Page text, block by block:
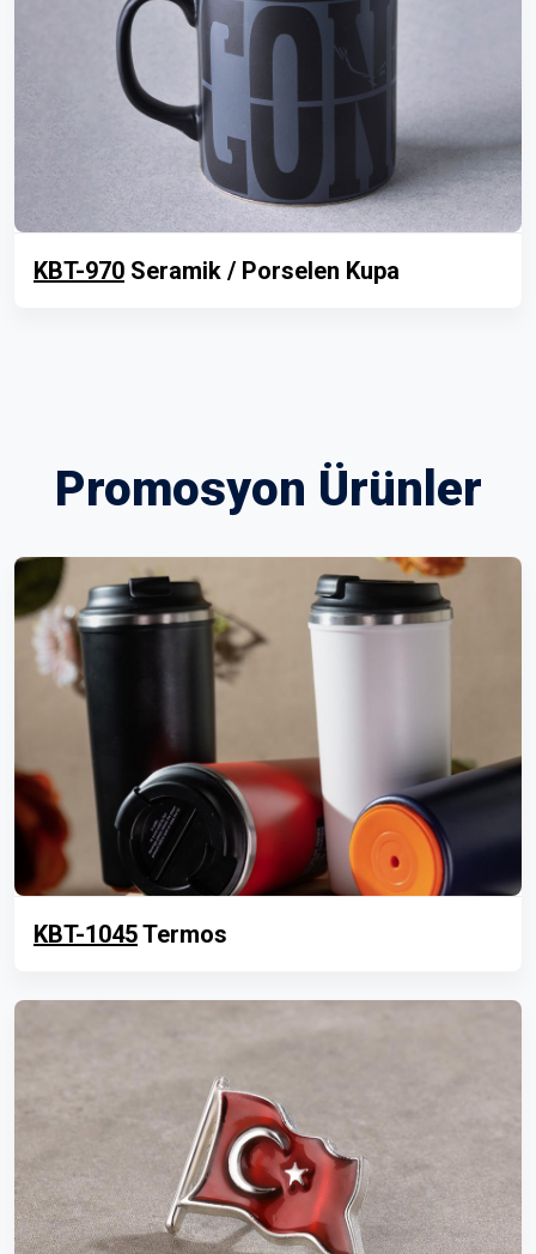
KBT-970 Seramik / Porselen Kupa
Promosyon Ürünler
KBT-1045Termos